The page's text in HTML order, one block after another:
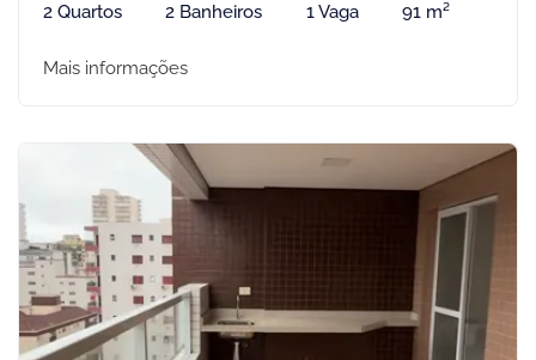
2 Quartos 2 Banheiros 1 Vaga 91 m²
Mais informações